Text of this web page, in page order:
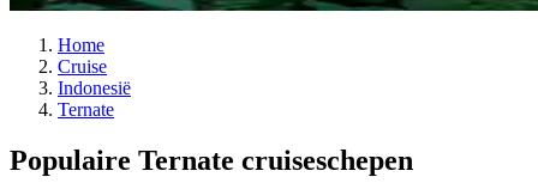
Home
Cruise
Indonesië
Ternate
Populaire Ternate cruiseschepen